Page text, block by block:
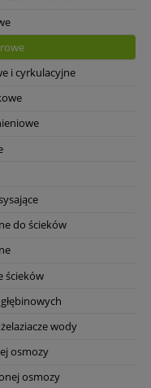
i cyrkulacyjne
do ścieków
ścieków
wody
osmozy
osmozy